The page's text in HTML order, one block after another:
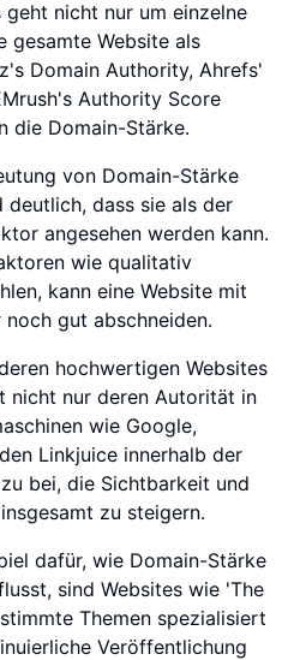
geht nicht nur um einzelne
gesamte Website als
Domain Authority, Ahrefs'
Authority Score
die Domain-Stärke.
von Domain-Stärke
deutlich, dass sie als der
angesehen werden kann.
wie qualitativ
kann eine Website mit
gut abschneiden.
hochwertigen Websites
nicht nur deren Autorität in
wie Google,
Linkjuice innerhalb der
bei, die Sichtbarkeit und
zu steigern.
dafür, wie Domain-Stärke
sind Websites wie 'The
Themen spezialisiert
Veröffentlichung